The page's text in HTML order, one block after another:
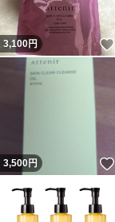
3,100円
3,500円